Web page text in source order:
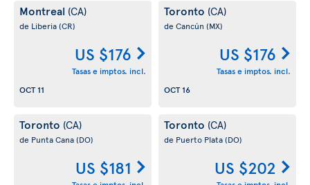
Montreal (CA)
de Liberia(CR)
US $176
Tasas e imptos. incl.
OCT 11
Toronto (CA)
de Cancún (MX)
US $176
Tasas e imptos. incl.
OCT 16
Toronto (CA)
de Punta Cana(DO)
US $181
Toronto (CA)
de Puerto Plata(DO)
US $202